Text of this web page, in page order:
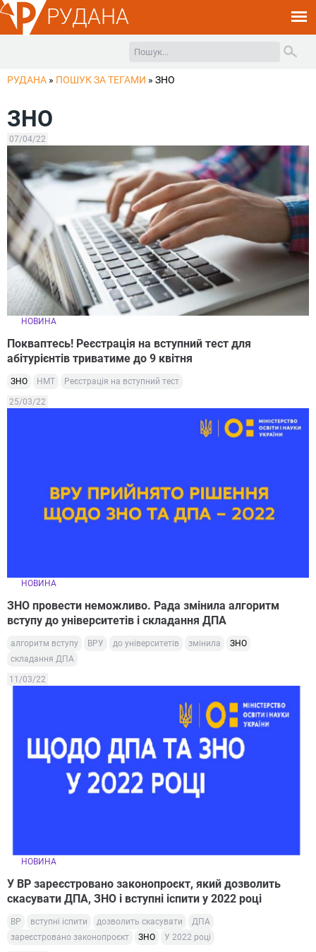
РУДАНА
РУДАНА » ПОШУК ЗА ТЕГАМИ » ЗНО
ЗНО
07/04/22
НОВИНА
Покваптесь! Реєстрація на вступний тест для
абітурієнтів триватиме до 9 квітня
ЗНО НМТ Реєстрація на вступний тест
25/03/22
НОВИНА
ЗНО провести неможливо. Рада змінила алгоритм
вступу до університетів і складання ДПА
алгоритм вступу ВРУ до університетів змінила
ЗНО
складання ДПА
11/03/22
НОВИНА
У ВР зареєстровано законопроєкт, який дозволить
скасувати ДПА, ЗНО і вступні іспити у 2022 році
ВР вступні іспити дозволить скасувати
ДПА
зареєстровано законопроєкт
ЗНО У 2022 році